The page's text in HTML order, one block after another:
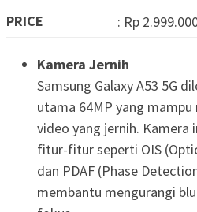
PRICE
: Rp
Kamera Jernih
Samsung Galaxy A53 5G
utama 64MP yang
video yang jernih. Kamera
fitur-fitur seperti OIS
dan PDAF (Phase
membantu mengurangi